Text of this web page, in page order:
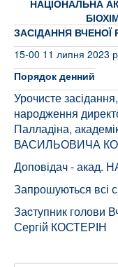
НАЦІОНАЛЬНА
ЗАСІДАННЯ ВЧЕНОЇ
15-00 11 липня 2023
Порядок денний
Урочисте
народження
Палладіна,
ВАСИЛЬОВИЧА
Доповідач - акад.
Запрошуються всі
Заcтупник голови
Сергій КОСТЕРІН